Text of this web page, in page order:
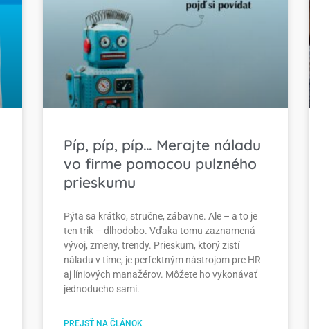
Píp, píp, píp… Merajte náladu
vo firme pomocou pulzného
prieskumu
Pýta sa krátko, stručne, zábavne. Ale – a to je
ten trik – dlhodobo. Vďaka tomu zaznamená
vývoj, zmeny, trendy. Prieskum, ktorý zistí
náladu v tíme, je perfektným nástrojom pre HR
aj líniových manažérov. Môžete ho vykonávať
jednoducho sami.
PREJSŤ NA ČLÁNOK